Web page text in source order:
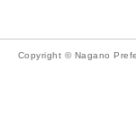
Copyright © Nagano